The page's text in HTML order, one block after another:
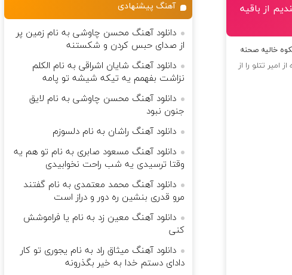
از باقیه
خالیه صحنه
امیر تتلو را از
آهنگ پیشنهادی
دانلود آهنگ محسن چاوشی به نام زمین پر
از صدای حبس کردن و شکستنه
دانلود آهنگ شایان اشراقی به نام الکلم
نزاشت بفهمم یه تیکه شیشه تو پامه
دانلود آهنگ محسن چاوشی به نام لایق
جنون نبود
دانلود آهنگ راشان به نام دلسوزم
دانلود آهنگ مسعود صابری به نام تو هم یه
وقتا ترسیدی یه شب راحت نخوابیدی
دانلود آهنگ محمد معتمدی به نام گفتند
مرو قدری بنشین ره دور و دراز است
دانلود آهنگ معین زد به نام یا فراموشش
کنی
دانلود آهنگ میثاق راد به نام یجوری تو کار
دادای دستم خدا به خیر بگذرونه